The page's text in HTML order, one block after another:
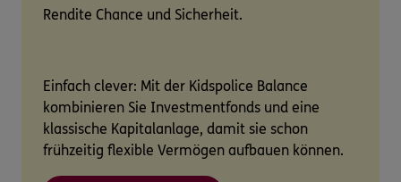
Rendite Chance und Sicherheit.
Einfach clever: Mit der Kidspolice Balance
kombinieren Sie Investmentfonds und eine
klassische Kapitalanlage, damit sie schon
frühzeitig flexible Vermögen aufbauen können.